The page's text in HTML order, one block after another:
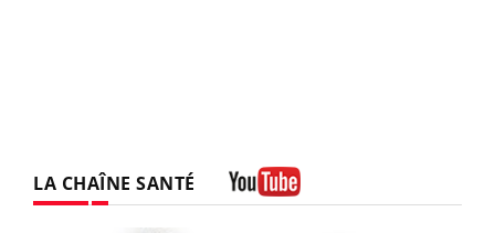
LA CHAÎNE SANTÉ